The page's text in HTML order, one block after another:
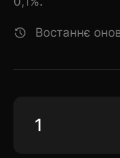
Востаннє